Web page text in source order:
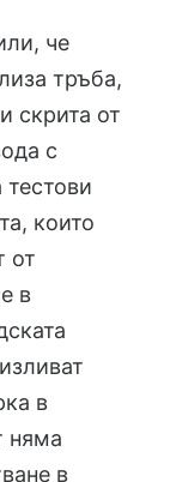
че
тръба,
скрита от
с
които
от
в
в
няма
в